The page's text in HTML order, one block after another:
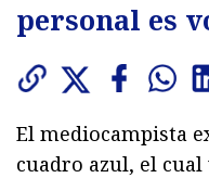
personal es
El mediocampista
cuadro azul, el